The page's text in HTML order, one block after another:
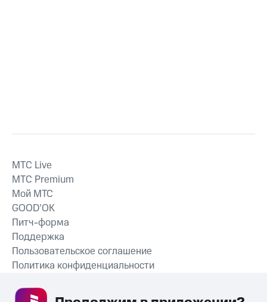
MTС Live
MTС Premium
Мой МТС
GOOD’OK
Питч-форма
Поддержка
Пользовательское соглашение
Политика конфиденциальности